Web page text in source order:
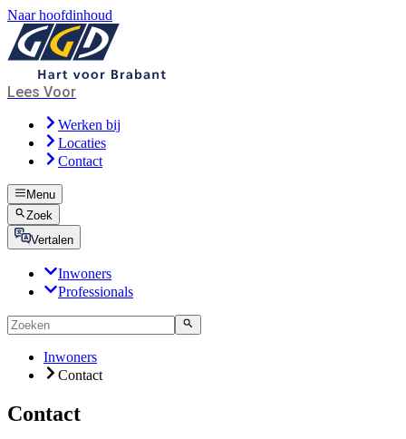
Naar hoofdinhoud
Lees Voor
Werken bij
Locaties
Contact
Menu
Zoek
Vertalen
Inwoners
Professionals
Inwoners
Contact
Contact